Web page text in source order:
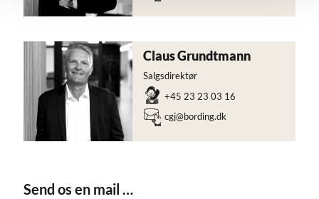
ClausGrundtmann
Salgsdirektør
+45 23 23 03 16
cgj@bording.dk
Send os en mail …